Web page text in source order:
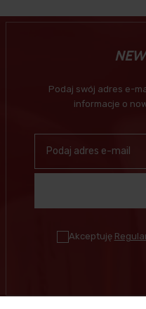
Podaj swój adres e-
informacje o
Akceptuję